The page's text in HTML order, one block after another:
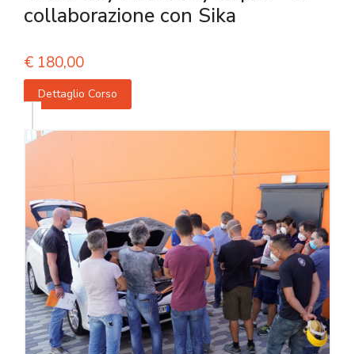
collaborazione con Sika
€ 180,00
Dettaglio Corso